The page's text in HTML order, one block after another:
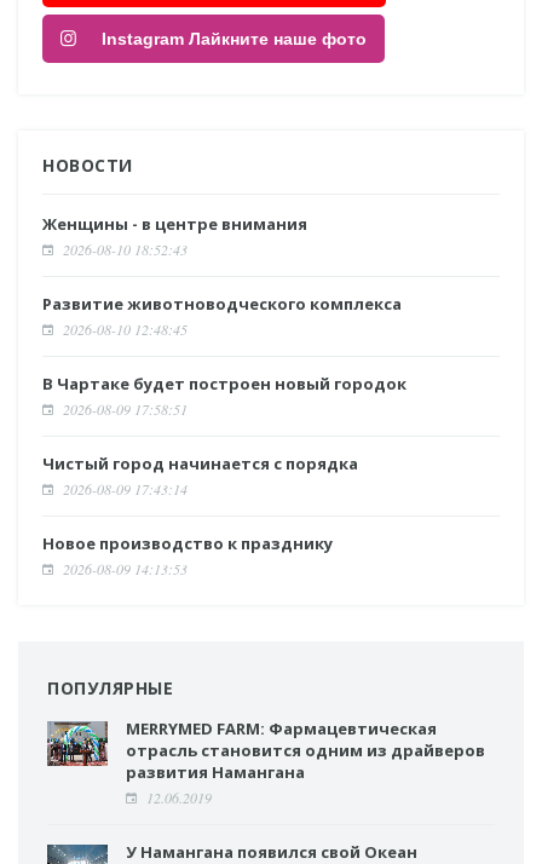
Instagram Лайкните наше фото
НОВОСТИ
Женщины - в центре внимания
2026-08-10 18:52:43
Развитие животноводческого комплекса
2026-08-10 12:48:45
В Чартаке будет построен новый городок
2026-08-09 17:58:51
Чистый город начинается с порядка
2026-08-09 17:43:14
Новое производство к празднику
2026-08-09 14:13:53
ПОПУЛЯРНЫЕ
MERRYMED FARM: Фармацевтическая
отрасль становится одним из драйверов
развития Намангана
12.06.2019
У Намангана появился свой Океан